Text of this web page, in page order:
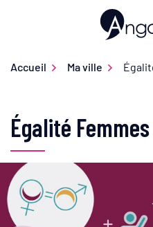
Ville
Accueil Ma ville
Égalité